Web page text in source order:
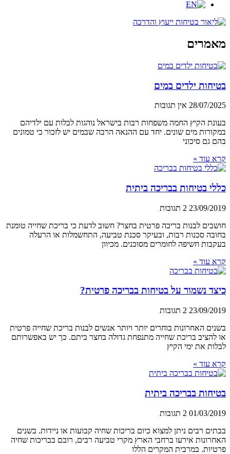
מאמרים
בטיחות ילדים במים
28/07/2025 אין תגובות
בעונת הקיץ החמה משפחות רבות בישראל נוהגות לבלות עם ילדיהם
במקורות מים שונים. יחד עם ההנאה הרבה שבמים יש לזכור כי טמונים
בהם גם סיכוני
קרא עוד »
כללי בטיחות בבריכה ביתית
23/09/2019 2 תגובות
חושבים לבנות בריכה פרטית בחצר? חשוב לדעת כי בריכת שחייה טומנת
בחובה סכנות רבות, ובעיקר סכנת טביעה, התחשמלות או הרעלה
בעקבות חשיפה לחומרים מסוכנים. מכיוון
קרא עוד »
כיצד נשמור על בטיחות בבריכה פרטית?
23/09/2019 2 תגובות
בשנים האחרונות בוחרים יותר ויותר אנשים לבנות בריכת שחייה פרטית
או להציב בריכת שחייה מתנפחת גדולה בחצר ביתם. כך יש באפשרותם
לבלות את ימי הקיץ
קרא עוד »
בטיחות בבריכה ביתית
01/03/2019 2 תגובות
בבתים רבים ניתן למצוא כיום בריכות שחיה קבועות או ניידות. בשנים
האחרונות אירעו ברחבי הארץ מקרי טביעה רבים, רובם בבריכות שחיה
פרטיות. במרבית המקרים הללו